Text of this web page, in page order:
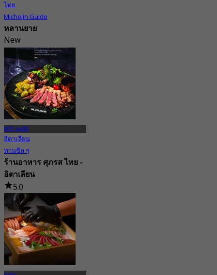
ไทย
Michelin Guide
หลานยาย
New
4.6
จาก฿ 3,499
MRT ลุมพินี
อิตาเลียน
ทานชิล ๆ
ร้านอาหาร ศุภรส ไทย -
อิตาเลียน
5.0
115 การจอง
จาก฿ 406.66